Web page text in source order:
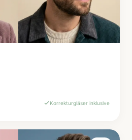
Korrekturgläser inklusive